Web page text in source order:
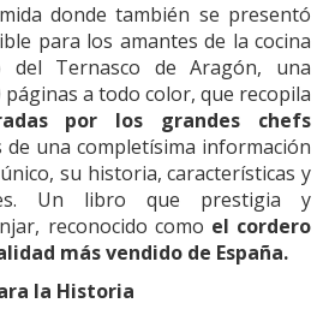
donde también se presentó
para los amantes de la cocina
del Ternasco de Aragón, una
páginas a todo color, que recopila
por los grandes chefs
de una completísima información
su historia, características y
Un libro que prestigia y
reconocido como el cordero
más vendido de España.
la Historia